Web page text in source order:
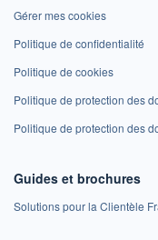
Gérer mes cookies
Politique de confidentialité
Politique de cookies
Politique de protection des
Politique de protection des
Guides et brochures
Solutions pour la Clientèle